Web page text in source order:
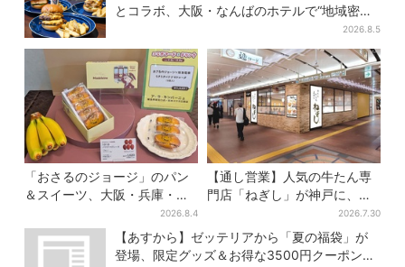
とコラボ、大阪・なんばのホテルで“地域密
2026.8.5
「おさるのジョージ」のパン
＆スイーツ、大阪・兵庫・京
都限定で【きょうから】発売
スタート
2026.8.4
【通し営業】人気の牛たん専
門店「ねぎし」が神戸に、
「想像しただけでお腹空
く…」SNSで喜びの声
2026.7.30
【あすから】ゼッテリアから「夏の福袋」が
登場、限定グッズ＆お得な3500円クーポン付